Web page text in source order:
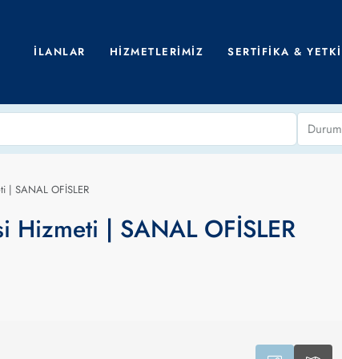
İLANLAR HIZMETLERIMIZ SERTIFIKA & YETKI
Durum
| SANAL OFİSLER
Hizmeti | SANAL OFİSLER